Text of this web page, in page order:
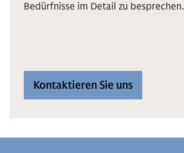
Bedürfnisse im Detail zu besprechen.
Kontaktieren Sie uns